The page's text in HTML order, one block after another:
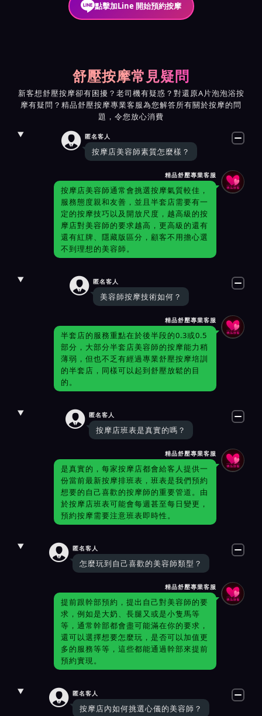
點擊加Line 開始預約按摩
舒壓按摩常見疑問
新客想舒壓按摩卻有困擾？老司機有疑惑？對還原A片泡泡浴按
摩有疑問？精品舒壓按摩專業客服為您解答所有關於按摩的問
題，令您放心消費
 匿名客人
按摩店美容師素質怎麼樣？
精品舒壓專業客服
按摩店美容師通常會挑選按摩氣質較佳，
服務態度親和友善，並且半套店需要有一
定的按摩技巧以及開放尺度，越高級的按
摩店對美容師的要求越高，更高級的還有
還有紅牌、隱藏版區分，顧客不用擔心選
不到理想的美容師。
 匿名客人
美容師按摩技術如何？
精品舒壓專業客服
半套店的服務重點在於後半段的0.3或0.5
部分，大部分半套店美容師的按摩能力稍
薄弱，但也不乏有經過專業舒壓按摩培訓
的半套店，同樣可以起到舒壓放鬆的目
的。
 匿名客人
按摩店班表是真實的嗎？
精品舒壓專業客服
是真實的，每家按摩店都會給客人提供一
份當前最新按摩排班表，班表是我們預約
想要的自己喜歡的按摩師的重要管道。由
於按摩店班表可能會每週甚至每日變更，
預約按摩需要注意班表即時性。
 匿名客人
怎麼玩到自己喜歡的美容師類型？
精品舒壓專業客服
提前跟幹部預約，提出自己對美容師的要
求，例如是大奶、長腿又或是小隻馬等
等，通常幹部都會盡可能滿在你的要求，
還可以選擇想要怎麼玩，是否可以加值更
多的服務等等，這些都能通過幹部來提前
預約實現。
 匿名客人
按摩店內如何挑選心儀的美容師？